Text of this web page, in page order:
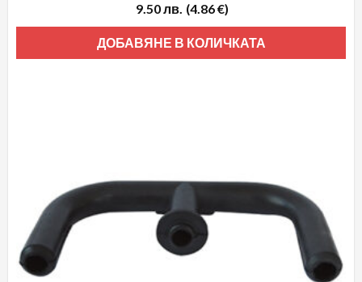
9.50лв. (4.86 €)
ДОБАВЯНЕ В КОЛИЧКАТА